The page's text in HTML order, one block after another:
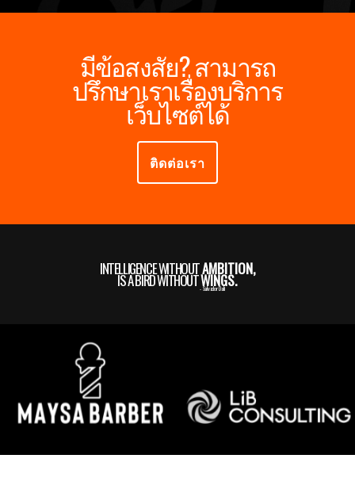
มีข้อสงสัย? สามารถ
ปรึกษาเราเรื่องบริการ
เว็บไซต์ได้
ติดต่อเรา
INTELLIGENCE WITHOUTAMBITION,
IS A BIRD WITHOUTWINGS.
- Salvador Dali